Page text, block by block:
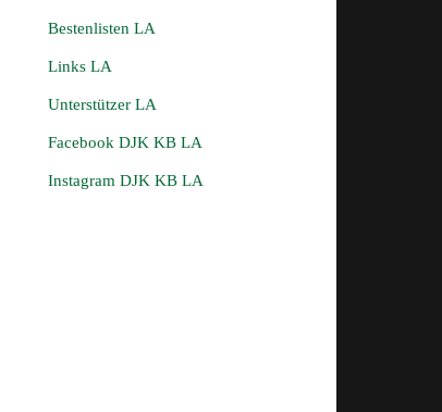
Bestenlisten LA
Links LA
Unterstützer LA
Facebook DJK KB LA
Instagram DJK KB LA